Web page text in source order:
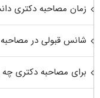
زمان مصاحبه دکتری
شانس قبولی در مصاحبه
برای مصاحبه دکتری چه